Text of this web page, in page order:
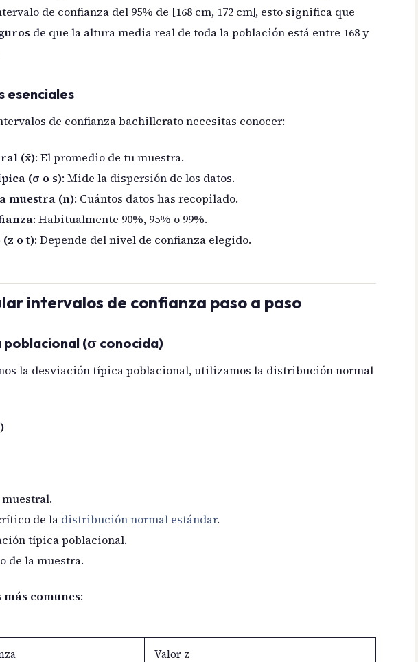
de confianza del 95% de [168 cm, 172 cm], esto significa que
de que la altura media real de toda la población está entre 168 y
esenciales
de confianza bachillerato necesitas conocer:
(x̄): El promedio de tu muestra.
(σ o s): Mide la dispersión de los datos.
muestra (n): Cuántos datos has recopilado.
: Habitualmente 90%, 95% o 99%.
o t): Depende del nivel de confianza elegido.
intervalos de confianza paso a paso
poblacional (σ conocida)
la desviación típica poblacional, utilizamos la distribución normal
de la distribución normal estándar.
típica poblacional.
de la muestra.
comunes:
Valor z